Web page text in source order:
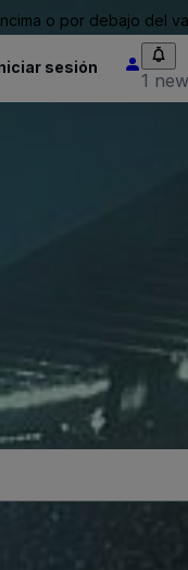
o por debajo del
sesión
1